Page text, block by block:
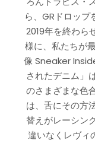
ら、GRドロッ
2019年を終わら
様に、私たちが
像 Sneaker
されたデニム」
のさまざまな色
は、舌にその方
替えがレーシン
違いなくレヴィ